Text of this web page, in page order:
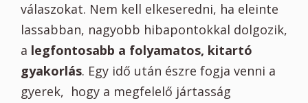
válaszokat. Nem kell elkeseredni, ha eleinte
lassabban, nagyobb hibapontokkal dolgozik,
a legfontosabb a folyamatos, kitartó
gyakorlás. Egy idő után észre fogja venni a
gyerek, hogy a megfelelő jártasság